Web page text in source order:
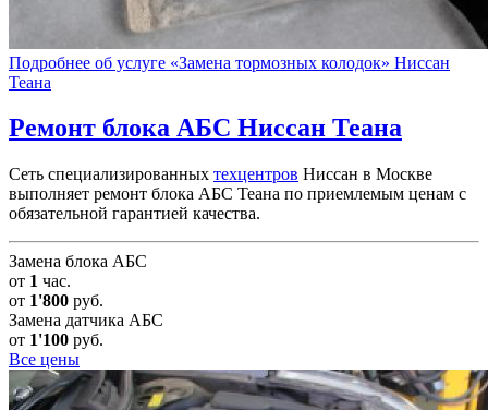
Подробнее об услуге «Замена тормозных колодок» Ниссан
Теана
Ремонт блока АБС Ниссан Теана
Сеть специализированных техцентров Ниссан в Москве
выполняет ремонт блока АБС Теана по приемлемым ценам с
обязательной гарантией качества.
Замена блока АБС
от 1 час.
от 1'800 руб.
Замена датчика АБС
от 1'100 руб.
Все цены